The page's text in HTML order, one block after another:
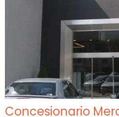
Concesionario